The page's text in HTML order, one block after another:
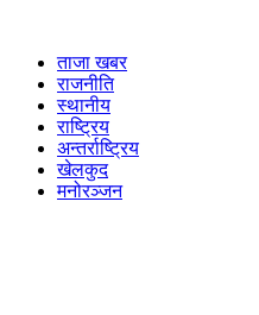
ताजा खबर
राजनीति
स्थानीय
राष्ट्रिय
अन्तर्राष्ट्रिय
खेलकुद
मनोरञ्जन